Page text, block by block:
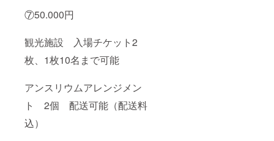
⑦50.000円
観光施設 入場チケット2
枚、1枚10名まで可能
アンスリウムアレンジメン
ト 2個 配送可能（配送料
込）